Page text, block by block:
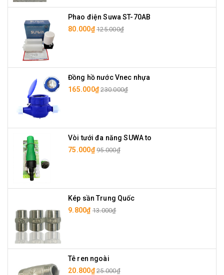
Phao điện Suwa ST-70AB
80.000₫ 125.000₫
Đồng hồ nước Vnec nhựa
165.000₫ 230.000₫
Vòi tưới đa năng SUWA to
75.000₫ 95.000₫
Kép sần Trung Quốc
9.800₫ 13.000₫
Tê ren ngoài
20.800₫ 25.000₫